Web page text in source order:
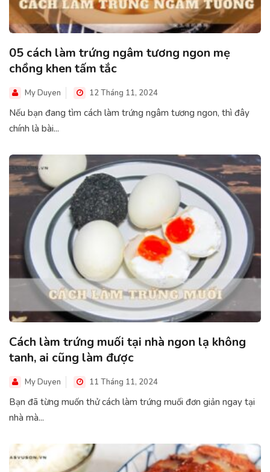
05 cách làm trứng ngâm tương ngon mẹ
chồng khen tấm tắc
My Duyen 12 Tháng 11, 2024
Nếu bạn đang tìm cách làm trứng ngâm tương ngon, thì đây
chính là bài...
Cách làm trứng muối tại nhà ngon lạ không
tanh, ai cũng làm được
My Duyen 11 Tháng 11, 2024
Bạn đã từng muốn thử cách làm trứng muối đơn giản ngay tại
nhà mà...